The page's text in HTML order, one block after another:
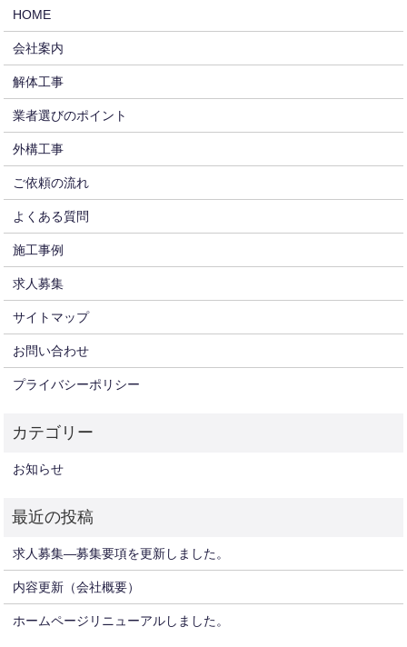
HOME
会社案内
解体工事
業者選びのポイント
外構工事
ご依頼の流れ
よくある質問
施工事例
求人募集
サイトマップ
お問い合わせ
プライバシーポリシー
お知らせ
求人募集—募集要項を更新しました。
内容更新（会社概要）
ホームページリニューアルしました。